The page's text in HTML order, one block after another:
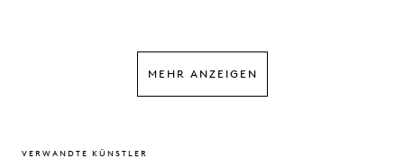
MEHR ANZEIGEN
VERWANDTE KÜNSTLER